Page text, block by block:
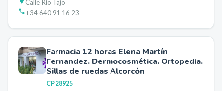
Calle Río Tajo
+34 640 91 16 23
Farmacia 12 horas Elena Martín
Fernandez. Dermocosmética. Ortopedia.
Sillas de ruedas Alcorcón
CP28925